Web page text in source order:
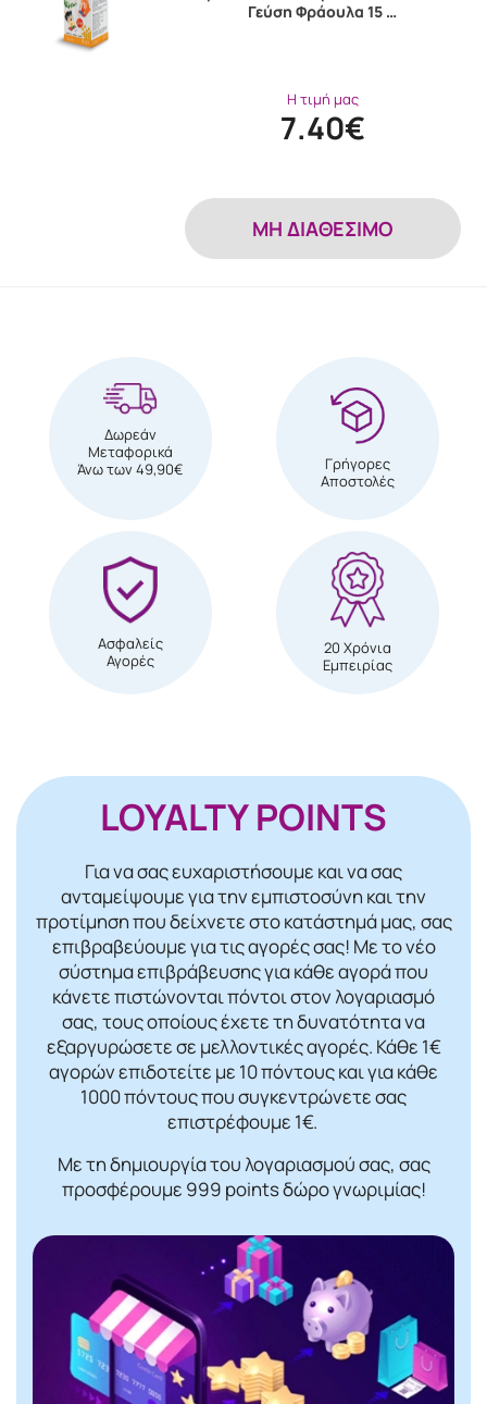
Γεύση Φράουλα 15 …
Η τιμή μας
7.40€
MH ΔΙΑΘΕΣΙΜΟ
Δωρεάν
Μεταφορικά
Άνω των 49,90€
Γρήγορες
Αποστολές
Ασφαλείς
Αγορές
20 Χρόνια
Εμπειρίας
LOYALTY POINTS
Για να σας ευχαριστήσουμε και να σας
ανταμείψουμε για την εμπιστοσύνη και την
προτίμηση που δείχνετε στο κατάστημά μας, σας
επιβραβεύουμε για τις αγορές σας! Mε το νέο
σύστημα επιβράβευσης για κάθε αγορά που
κάνετε πιστώνονται πόντοι στον λογαριασμό
σας, τους οποίους έχετε τη δυνατότητα να
εξαργυρώσετε σε μελλοντικές αγορές. Κάθε 1€
αγορών επιδοτείτε με 10 πόντους και για κάθε
1000 πόντους που συγκεντρώνετε σας
επιστρέφουμε 1€.
Με τη δημιουργία του λογαριασμού σας, σας
προσφέρουμε 999 points δώρο γνωριμίας!